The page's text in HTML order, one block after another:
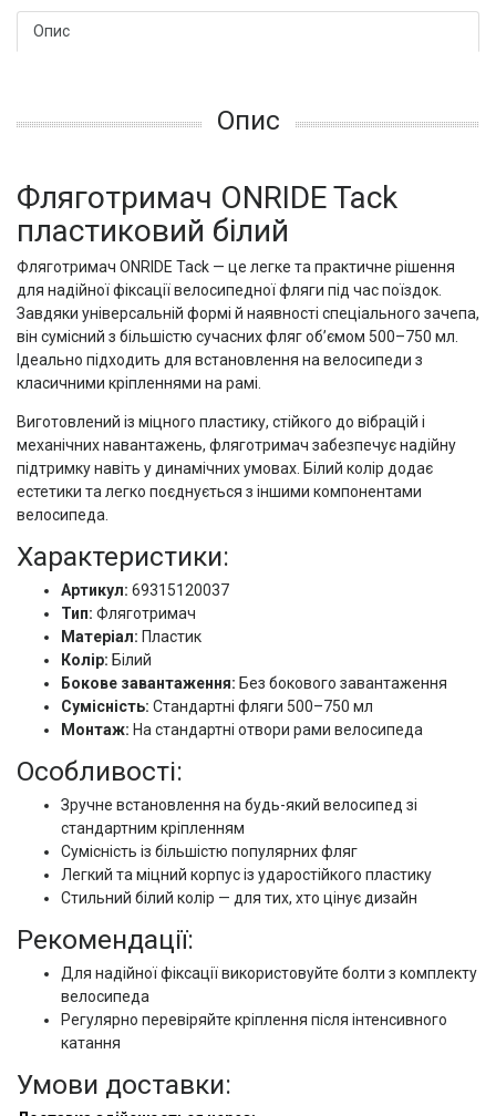
Опис
Опис
Фляготримач ONRIDE Tack
пластиковий білий
Фляготримач ONRIDE Tack — це легке та практичне рішення
для надійної фіксації велосипедної фляги під час поїздок.
Завдяки універсальній формі й наявності спеціального зачепа,
він сумісний з більшістю сучасних фляг об’ємом 500–750 мл.
Ідеально підходить для встановлення на велосипеди з
класичними кріпленнями на рамі.
Виготовлений із міцного пластику, стійкого до вібрацій і
механічних навантажень, фляготримач забезпечує надійну
підтримку навіть у динамічних умовах. Білий колір додає
естетики та легко поєднується з іншими компонентами
велосипеда.
Характеристики:
Артикул: 69315120037
Тип: Фляготримач
Матеріал: Пластик
Колір: Білий
Бокове завантаження: Без бокового завантаження
Сумісність: Стандартні фляги 500–750 мл
Монтаж: На стандартні отвори рами велосипеда
Особливості:
Зручне встановлення на будь-який велосипед зі
стандартним кріпленням
Сумісність із більшістю популярних фляг
Легкий та міцний корпус із ударостійкого пластику
Стильний білий колір — для тих, хто цінує дизайн
Рекомендації:
Для надійної фіксації використовуйте болти з комплекту
велосипеда
Регулярно перевіряйте кріплення після інтенсивного
катання
Умови доставки: